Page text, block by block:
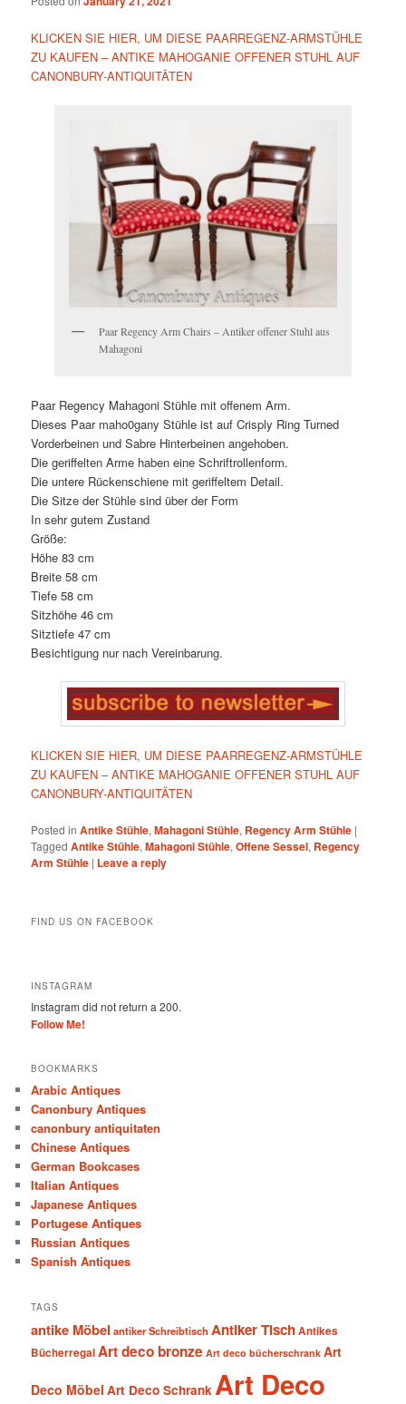
KLICKEN SIE HIER, UM DIESE PAARREGENZ-ARMSTÜHLE
ZU KAUFEN – ANTIKE MAHOGANIE OFFENER STUHL AUF
CANONBURY-ANTIQUITÄTEN
Paar Regency Arm Chairs – Antiker offener Stuhl aus
Mahagoni
Paar Regency Mahagoni Stühle mit offenem Arm.
Dieses Paar maho0gany Stühle ist auf Crisply Ring Turned
Vorderbeinen und Sabre Hinterbeinen angehoben.
Die geriffelten Arme haben eine Schriftrollenform.
Die untere Rückenschiene mit geriffeltem Detail.
Die Sitze der Stühle sind über der Form
In sehr gutem Zustand
Größe:
Höhe 83 cm
Breite 58 cm
Tiefe 58 cm
Sitzhöhe 46 cm
Sitztiefe 47 cm
Besichtigung nur nach Vereinbarung.
KLICKEN SIE HIER, UM DIESE PAARREGENZ-ARMSTÜHLE
ZU KAUFEN – ANTIKE MAHOGANIE OFFENER STUHL AUF
CANONBURY-ANTIQUITÄTEN
Posted in Antike Stühle,Mahagoni Stühle, Regency Arm Stühle |
Tagged Antike Stühle,Mahagoni Stühle,Offene Sessel, Regency
Arm Stühle | Leave a reply
FIND US ON FACEBOOK
INSTAGRAM
Instagram did not return a 200.
Follow Me!
BOOKMARKS
Arabic Antiques
Canonbury Antiques
canonbury antiquitaten
Chinese Antiques
German Bookcases
Italian Antiques
Japanese Antiques
Portugese Antiques
Russian Antiques
Spanish Antiques
TAGS
antike Möbel antiker Schreibtisch Antiker TischAntikes
BücherregalArt deco bronze Art deco bücherschrank Art
Deco Möbel Art Deco Schrank Art Deco